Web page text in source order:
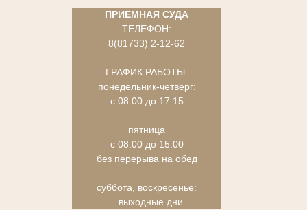
ПРИЕМНАЯ СУДА
ТЕЛЕФОН:
8(81733) 2-12-62
ГРАФИК РАБОТЫ:
понедельник-четверг:
с 08.00 до 17.15
пятница
с 08.00 до 15.00
без перерыва на обед
суббота, воскресенье:
выходные дни